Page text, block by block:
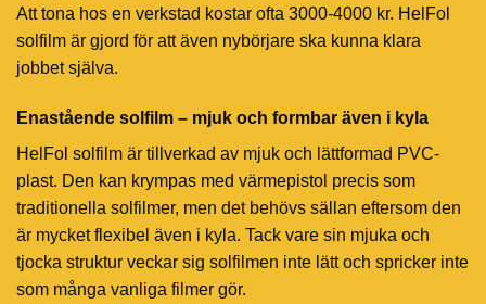
Att tona hos en verkstad kostar ofta 3000-4000 kr. HelFol
solfilm är gjord för att även nybörjare ska kunna klara
jobbet själva.
Enastående solfilm – mjuk och formbar även i kyla
HelFol solfilm är tillverkad av mjuk och lättformad PVC-
plast. Den kan krympas med värmepistol precis som
traditionella solfilmer, men det behövs sällan eftersom den
är mycket flexibel även i kyla. Tack vare sin mjuka och
tjocka struktur veckar sig solfilmen inte lätt och spricker inte
som många vanliga filmer gör.